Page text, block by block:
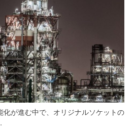
化が進む中で、オリジナルソケットの